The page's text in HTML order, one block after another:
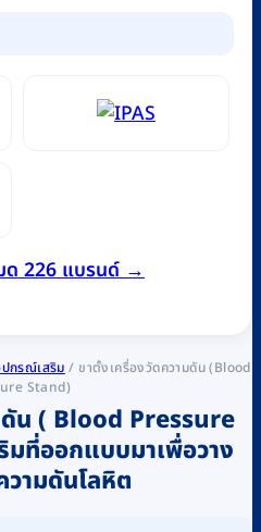
ด 226 แบรนด์ →
ปกรณ์เสริม / ขาตั้งเครื่องวัดความดัน (Blood
Stand)
ดัน ( Blood Pressure
ที่ออกแบบมาเพื่อวาง
วามดันโลหิต